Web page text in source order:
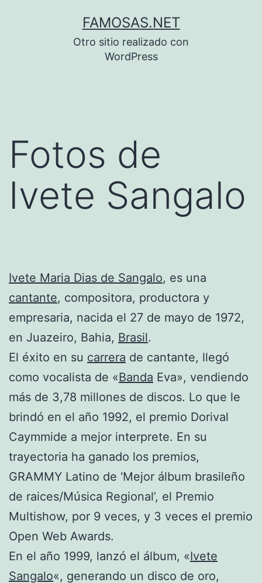
FAMOSAS.NET
Otro sitio realizado con
WordPress
Fotos de
Ivete Sangalo
Ivete Maria Dias de Sangalo, es una
cantante, compositora, productora y
empresaria, nacida el 27 de mayo de 1972,
en Juazeiro, Bahia, Brasil.
El éxito en su carrera de cantante, llegó
como vocalista de «Banda Eva», vendiendo
más de 3,78 millones de discos. Lo que le
brindó en el año 1992, el premio Dorival
Caymmide a mejor interprete. En su
trayectoria ha ganado los premios,
GRAMMY Latino de ‘Mejor álbum brasileño
de raices/Música Regional’, el Premio
Multishow, por 9 veces, y 3 veces el premio
Open Web Awards.
En el año 1999, lanzó el álbum, «Ivete
Sangalo«, generando un disco de oro,